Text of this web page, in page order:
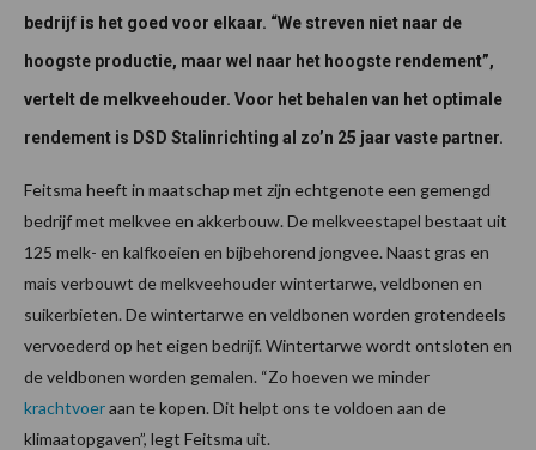
bedrijf is het goed voor elkaar. “We streven niet naar de
hoogste productie, maar wel naar het hoogste rendement”,
vertelt de melkveehouder. Voor het behalen van het optimale
rendement is DSD Stalinrichting al zo’n 25 jaar vaste partner.
Feitsma heeft in maatschap met zijn echtgenote een gemengd
bedrijf met melkvee en akkerbouw. De melkveestapel bestaat uit
125 melk- en kalfkoeien en bijbehorend jongvee. Naast gras en
mais verbouwt de melkveehouder wintertarwe, veldbonen en
suikerbieten. De wintertarwe en veldbonen worden grotendeels
vervoederd op het eigen bedrijf. Wintertarwe wordt ontsloten en
de veldbonen worden gemalen. “Zo hoeven we minder
krachtvoeraan te kopen. Dit helpt ons te voldoen aan de
klimaatopgaven”, legt Feitsma uit.